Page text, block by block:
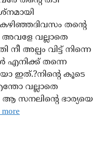
കഴിഞ്ഞദിവസം തന്റെ
അവളേ വല്ലാതെ
നീ അല്പം വിട്ട് നിന്നെ
എനിക്ക് തന്നെ
ഇത്.?നിന്റെ കൂടെ
വല്ലാതെ
സനലിന്റെ ഭാര്യയെ
more